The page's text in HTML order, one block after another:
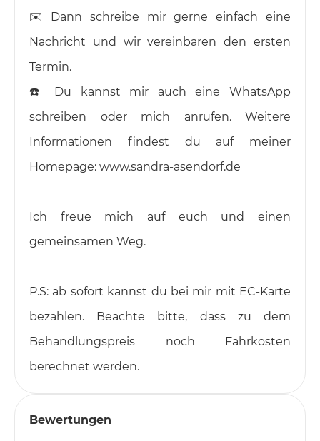
✉️ Dann schreibe mir gerne einfach eine
Nachricht und wir vereinbaren den ersten
Termin.
☎️ Du kannst mir auch eine WhatsApp
schreiben oder mich anrufen. Weitere
Informationen findest du auf meiner
Homepage: www.sandra-asendorf.de
Ich freue mich auf euch und einen
gemeinsamen Weg.
P.S: ab sofort kannst du bei mir mit EC-Karte
bezahlen. Beachte bitte, dass zu dem
Behandlungspreis noch Fahrkosten
berechnet werden.
Bewertungen